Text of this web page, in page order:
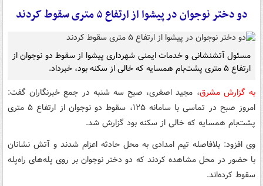
دو دختر نوجوان در پیشوا از ارتفاع ۵ متری سقوط کردند
مسئول آتشنشانی و خدمات ایمنی شهرداری پیشوا از سقوط دو نوجوان از
ارتفاع ۵ متری پشت‌بام همسایه که خالی از سکنه بود، خبرداد.
به گزارش مشرق، مجید اصغری، صبح سه شنبه در جمع خبرنگاران گفت:
امروز صبح در تماسی با سامانه ۱۲۵، سقوط دو نوجوان از ارتفاع ۵ متری
پشت‌بام همسایه که خالی از سکنه بود گزارش شد.
وی افزود: بلافاصله تیم امدادی به محل حادثه اعزام شدند و آتش نشانان
با حضور در محل مشاهده کردند که دو دختر نوجوان بر روی پله‌های راه‌پله
سقوط کرده‌اند.